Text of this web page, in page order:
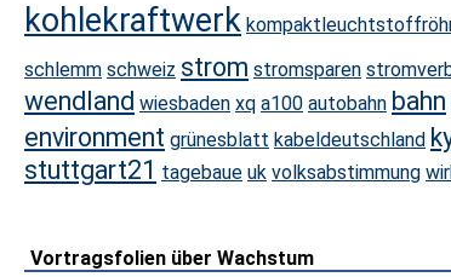
kohlekraftwerk
schlemm schweiz strom stromsparen
wendland wiesbaden xq a100 autobahn bahn
environment grünesblatt kabeldeutschland
stuttgart21 tagebaue uk volksabstimmung
Vortragsfolien über Wachstum